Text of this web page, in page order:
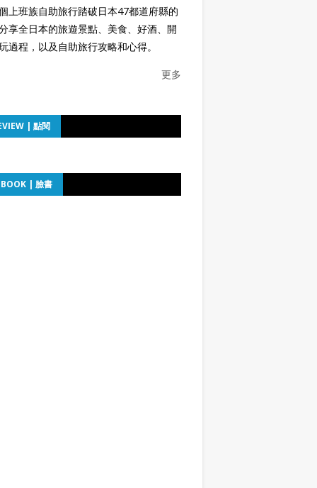
上班族自助旅行踏破日本47都道府縣的
享全日本的旅遊景點、美食、好酒、開
過程，以及自助旅行攻略和心得。
更多
| 點閱
| 臉書